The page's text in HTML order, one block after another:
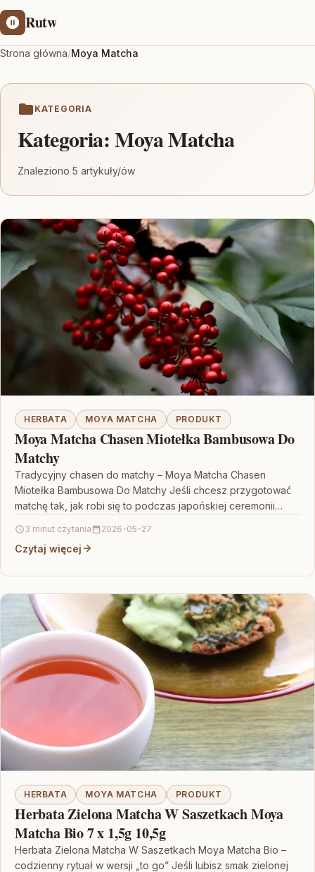
Rutw
Strona główna/Moya Matcha
KATEGORIA
Kategoria:Moya Matcha
Znaleziono 5 artykuły/ów
HERBATA MOYA MATCHA PRODUKT
Moya Matcha Chasen Miotełka Bambusowa Do
Matchy
Tradycyjny chasen do matchy – Moya Matcha Chasen
Miotełka Bambusowa Do Matchy Jeśli chcesz przygotować
matchę tak, jak robi się to podczas japońskiej ceremonii…
3 minut czytania 2026-05-27
Czytaj więcej
HERBATA MOYA MATCHA PRODUKT
Herbata Zielona Matcha W Saszetkach Moya
Matcha Bio 7 x 1,5g 10,5g
Herbata Zielona Matcha W Saszetkach Moya Matcha Bio –
codzienny rytuał w wersji „to go” Jeśli lubisz smak zielonej